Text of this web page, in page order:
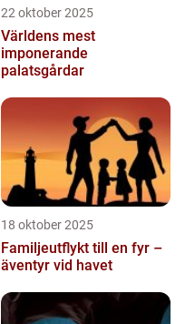
22 oktober 2025
Världens mest
imponerande
palatsgårdar
18 oktober 2025
Familjeutflykt till en fyr –
äventyr vid havet